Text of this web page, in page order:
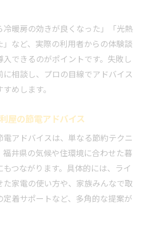
冷暖房の効きが良くなった」「光熱
」など、実際の利用者からの体験談
できるのがポイントです。失敗し
相談し、プロの目線でアドバイス
めします。
屋の節電アドバイス
アドバイスは、単なる節約テクニ
福井県の気候や住環境に合わせた暮
つながります。具体的には、ライ
た家電の使い方や、家族みんなで取
定着サポートなど、多角的な提案が